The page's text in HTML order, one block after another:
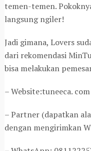
temen-temen.
langsung ngiler!
Jadi gimana, Lovers
dari rekomendasi
bisa melakukan
– Website:tuneeca. com
– Partner (dapatkan
dengan mengirimkan